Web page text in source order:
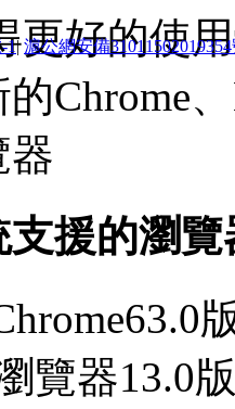
好的使
Chrome
器
援的瀏覽
覽器13.0
1|滬公網安備